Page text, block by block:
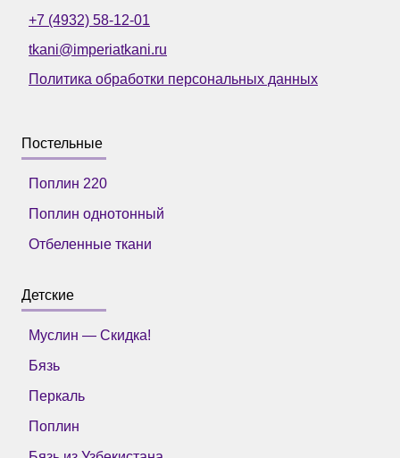
+7 (4932) 58-12-01
tkani@imperiatkani.ru
Политика обработки персональных данных
Постельные
Поплин 220
Поплин однотонный
Отбеленные ткани
Детские
Муслин — Скидка!
Бязь
Перкаль
Поплин